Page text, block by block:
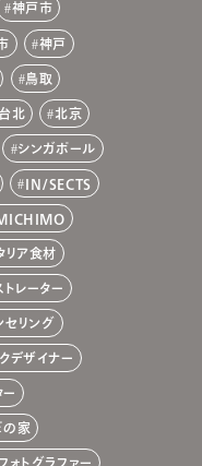
神戸市
神戸
鳥取
北 北京
シンガポール
IN/SECTS
リア食材
トレーター
セリング
デザイナー
ー
の家
フォトグラファー